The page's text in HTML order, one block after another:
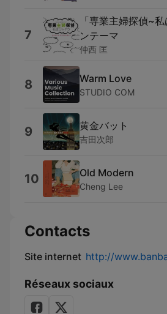
7
「専業主婦探偵~
ンテーマ
仲西 匡
8 Warm Love
STUDIO COM
9 黄金バット
吉田次郎
10 Old Modern
Cheng Lee
Contacts
Site internet http://
Réseaux sociaux